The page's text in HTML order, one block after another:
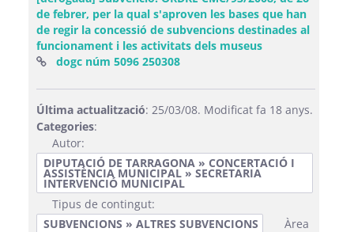
de febrer, per la qual s'aproven les bases que han
de regir la concessió de subvencions destinades al
funcionament i les activitats dels museus
dogc núm 5096 250308(Obre una finestra nova)
Última actualització: 25/03/08. Modificat fa 18 anys.
Categories:
Autor:
DIPUTACIÓ DE TARRAGONA » CONCERTACIÓ I
ASSISTÈNCIA MUNICIPAL » SECRETARIA
INTERVENCIÓ MUNICIPAL
Tipus de contingut:
SUBVENCIONS » ALTRES SUBVENCIONS
Àrea